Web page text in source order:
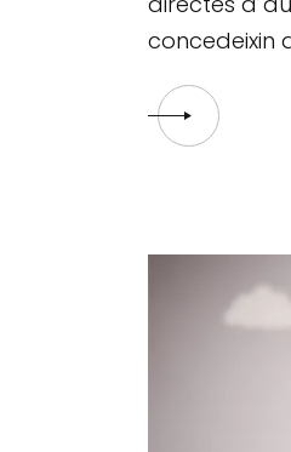
concedeixin